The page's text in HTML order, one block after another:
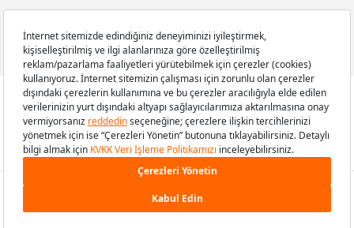
Copyright © 2008-2026 Evidea.com | Tüm hakları saklıdır.